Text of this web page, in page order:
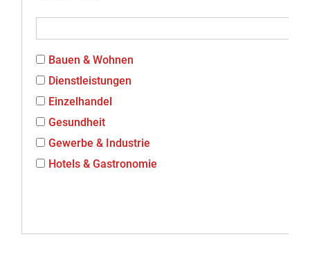
Bauen & Wohnen
Dienstleistungen
Einzelhandel
Gesundheit
Gewerbe & Industrie
Hotels & Gastronomie